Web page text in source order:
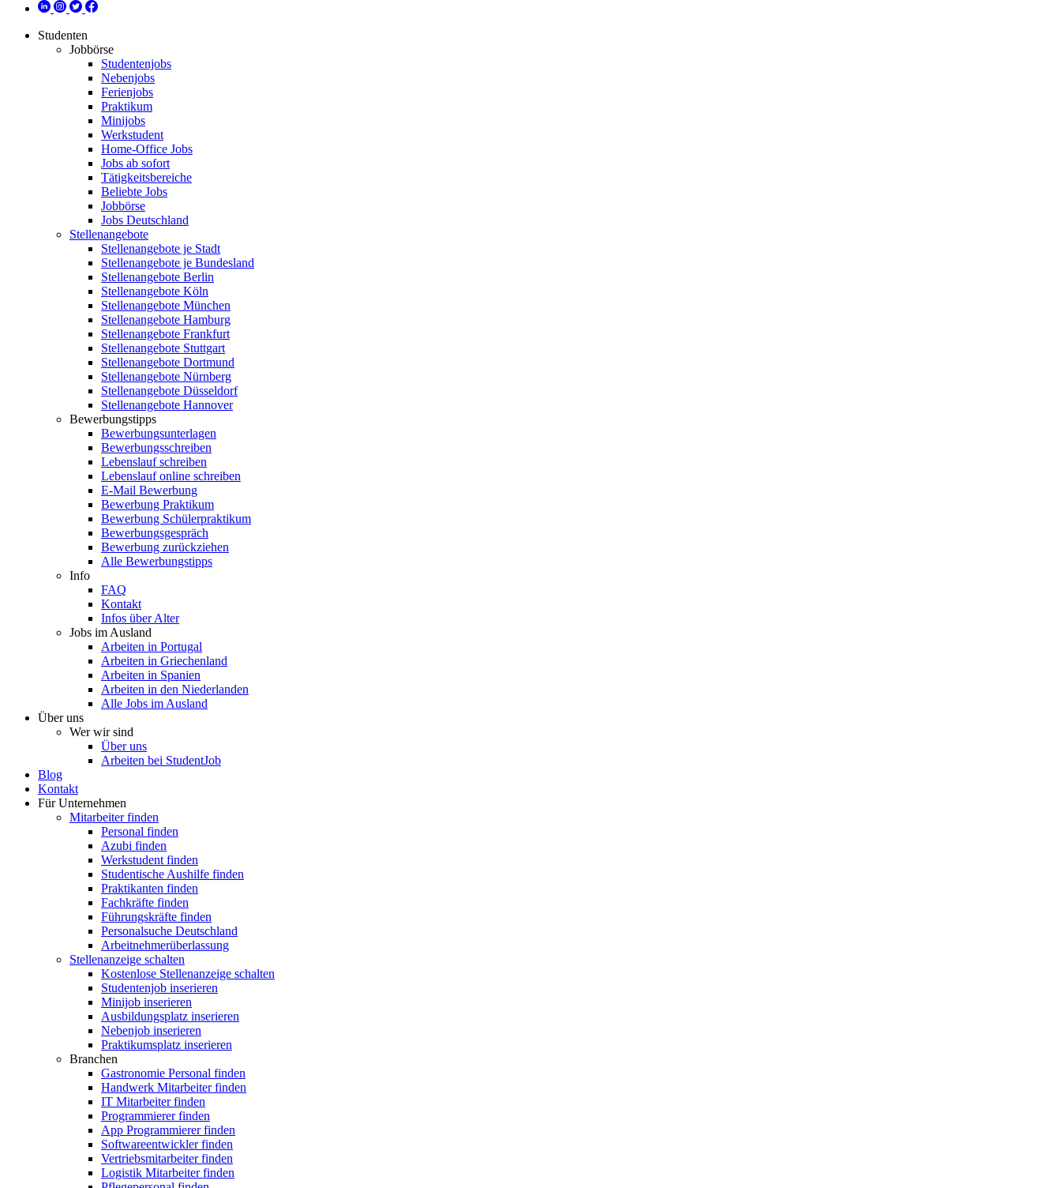
Studenten
Jobbörse
Studentenjobs
Nebenjobs
Ferienjobs
Praktikum
Minijobs
Werkstudent
Home-Office Jobs
Jobs ab sofort
Tätigkeitsbereiche
Beliebte Jobs
Jobbörse
Jobs Deutschland
Stellenangebote
Stellenangebote je Stadt
Stellenangebote je Bundesland
Stellenangebote Berlin
Stellenangebote Köln
Stellenangebote München
Stellenangebote Hamburg
Stellenangebote Frankfurt
Stellenangebote Stuttgart
Stellenangebote Dortmund
Stellenangebote Nürnberg
Stellenangebote Düsseldorf
Stellenangebote Hannover
Bewerbungstipps
Bewerbungsunterlagen
Bewerbungsschreiben
Lebenslauf schreiben
Lebenslauf online schreiben
E-Mail Bewerbung
Bewerbung Praktikum
Bewerbung Schülerpraktikum
Bewerbungsgespräch
Bewerbung zurückziehen
Alle Bewerbungstipps
Info
FAQ
Kontakt
Infos über Alter
Jobs im Ausland
Arbeiten in Portugal
Arbeiten in Griechenland
Arbeiten in Spanien
Arbeiten in den Niederlanden
Alle Jobs im Ausland
Über uns
Wer wir sind
Über uns
Arbeiten bei StudentJob
Blog
Kontakt
Für Unternehmen
Mitarbeiter finden
Personal finden
Azubi finden
Werkstudent finden
Studentische Aushilfe finden
Praktikanten finden
Fachkräfte finden
Führungskräfte finden
Personalsuche Deutschland
Arbeitnehmerüberlassung
Stellenanzeige schalten
Kostenlose Stellenanzeige schalten
Studentenjob inserieren
Minijob inserieren
Ausbildungsplatz inserieren
Nebenjob inserieren
Praktikumsplatz inserieren
Branchen
Gastronomie Personal finden
Handwerk Mitarbeiter finden
IT Mitarbeiter finden
Programmierer finden
App Programmierer finden
Softwareentwickler finden
Vertriebsmitarbeiter finden
Logistik Mitarbeiter finden